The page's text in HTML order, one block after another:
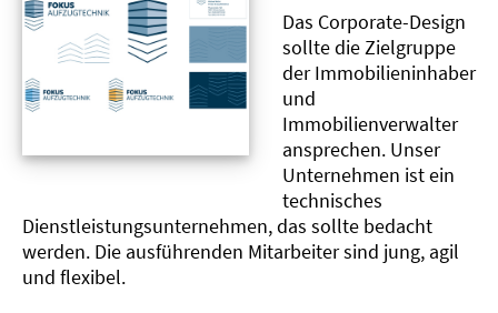
Das Corporate-Design
sollte die Zielgruppe
der Immobilieninhaber
und
Immobilienverwalter
ansprechen. Unser
Unternehmen ist ein
technisches
Dienstleistungsunternehmen, das sollte bedacht
werden. Die ausführenden Mitarbeiter sind jung, agil
und flexibel.